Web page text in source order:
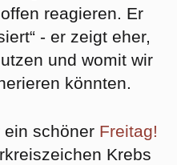
reagieren. Er
- er zeigt eher,
und womit wir
könnten.
schöner Freitag!
Krebs